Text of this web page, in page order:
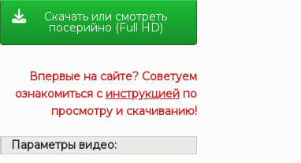
Скачать или смотреть
посерийно (Full HD)
Впервые на сайте? Советуем
ознакомиться с инструкцией по
просмотру и скачиванию!
Параметры видео: